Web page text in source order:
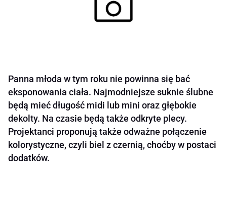
Panna młoda w tym roku nie powinna się bać
eksponowania ciała. Najmodniejsze suknie ślubne
będą mieć długość midi lub mini oraz głębokie
dekolty. Na czasie będą także odkryte plecy.
Projektanci proponują także odważne połączenie
kolorystyczne, czyli biel z czernią, choćby w postaci
dodatków.